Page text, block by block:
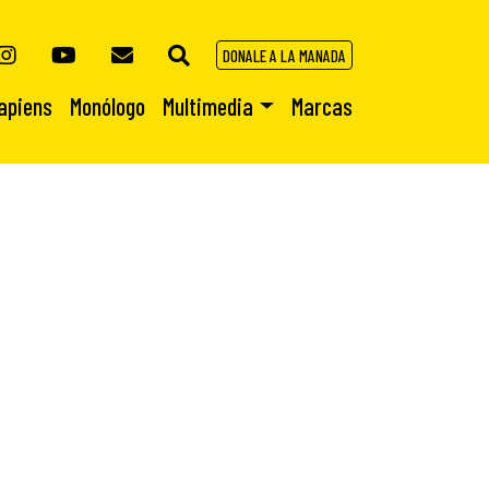
DONALE A LA MANADA
Monólogo Multimedia Marcas